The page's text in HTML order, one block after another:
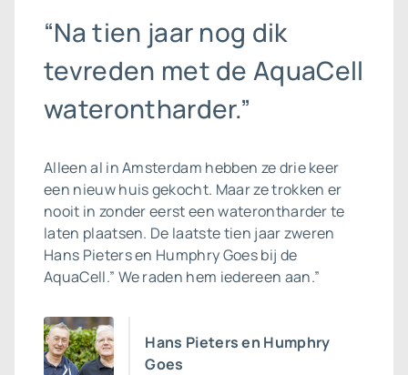
“Na tien jaar nog dik
tevreden met de AquaCell
waterontharder.”
Alleen al in Amsterdam hebben ze drie keer
een nieuw huis gekocht. Maar ze trokken er
nooit in zonder eerst een waterontharder te
laten plaatsen. De laatste tien jaar zweren
Hans Pieters en Humphry Goes bij de
AquaCell.” We raden hem iedereen aan.”
Hans Pieters en Humphry
Goes